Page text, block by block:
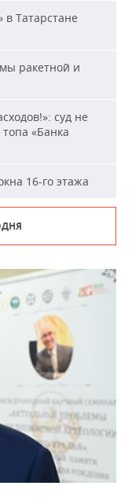
в Татарстане
ракетной и
суд не
«Банка
16-го этажа